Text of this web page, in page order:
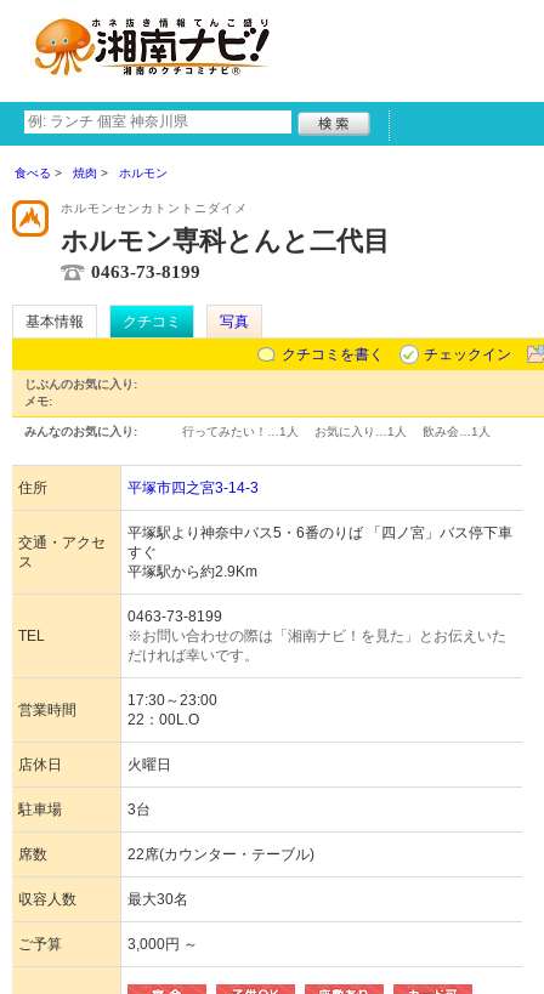
食べる 焼肉 ホルモン
ホルモンセンカトントニダイメ
ホルモン専科とんと二代目
0463-73-8199
基本情報 クチコミ
写真
クチコミを書く
チェックイン
じぶんのお気に入り:
メモ:
みんなのお気に入り: 行ってみたい！… 1人 お気に入り… 1人 飲み会… 1人
住所 平塚市四之宮3-14-3
交通・アクセ
ス
平塚駅より神奈中バス5・6番のりば 「四ノ宮」バス停下車
すぐ
平塚駅から約2.9Km
TEL
0463-73-8199
※お問い合わせの際は「湘南ナビ！を見た」とお伝えいた
だければ幸いです。
営業時間
17:30～23:00
22：00L.O
店休日 火曜日
駐車場 3台
席数 22席(カウンター・テーブル)
収容人数 最大30名
ご予算 3,000円 ～